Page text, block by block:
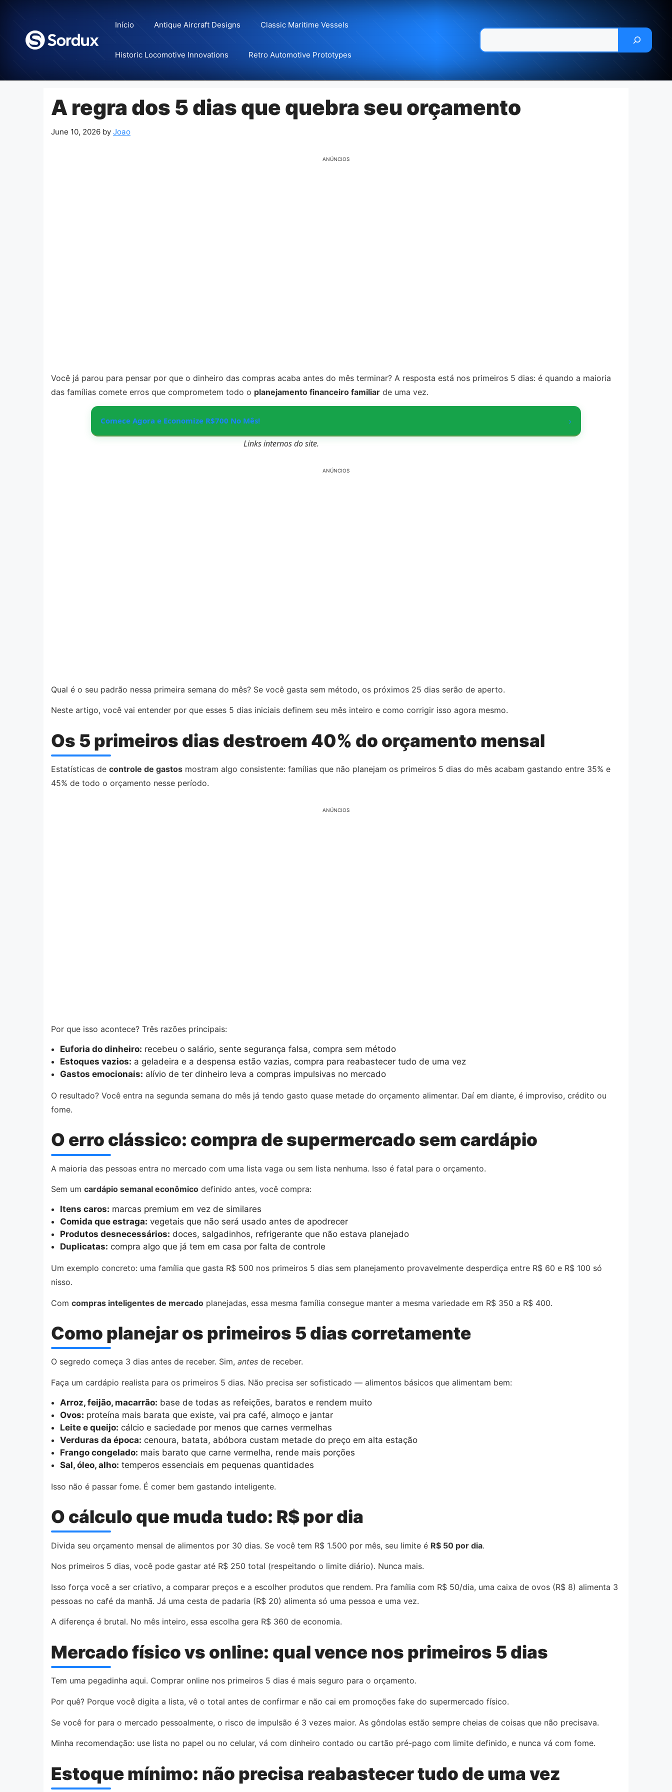
content
Início Antique Aircraft Designs Classic Maritime Vessels
Historic Locomotive Innovations Retro Automotive Prototypes
A regra dos 5 dias que quebra seu orçamento
June 10, 2026 by Joao
ANÚNCIOS
Você já parou para pensar por que o dinheiro das compras acaba antes do mês terminar? A resposta está nos primeiros 5 dias: é quando a maioria
das famílias comete erros que comprometem todo o planejamento financeiro familiar de uma vez.
Comece Agora e Economize R$700 No Mês! ›
Links internos do site.
ANÚNCIOS
Qual é o seu padrão nessa primeira semana do mês? Se você gasta sem método, os próximos 25 dias serão de aperto.
Neste artigo, você vai entender por que esses 5 dias iniciais definem seu mês inteiro e como corrigir isso agora mesmo.
Os 5 primeiros dias destroem 40% do orçamento mensal
Estatísticas de controle de gastos mostram algo consistente: famílias que não planejam os primeiros 5 dias do mês acabam gastando entre 35% e
45% de todo o orçamento nesse período.
ANÚNCIOS
Por que isso acontece? Três razões principais:
Euforia do dinheiro: recebeu o salário, sente segurança falsa, compra sem método
Estoques vazios: a geladeira e a despensa estão vazias, compra para reabastecer tudo de uma vez
Gastos emocionais: alívio de ter dinheiro leva a compras impulsivas no mercado
O resultado? Você entra na segunda semana do mês já tendo gasto quase metade do orçamento alimentar. Daí em diante, é improviso, crédito ou
fome.
O erro clássico: compra de supermercado sem cardápio
A maioria das pessoas entra no mercado com uma lista vaga ou sem lista nenhuma. Isso é fatal para o orçamento.
Sem um cardápio semanal econômico definido antes, você compra:
Itens caros: marcas premium em vez de similares
Comida que estraga: vegetais que não será usado antes de apodrecer
Produtos desnecessários: doces, salgadinhos, refrigerante que não estava planejado
Duplicatas: compra algo que já tem em casa por falta de controle
Um exemplo concreto: uma família que gasta R$ 500 nos primeiros 5 dias sem planejamento provavelmente desperdiça entre R$ 60 e R$ 100 só
nisso.
Com compras inteligentes de mercado planejadas, essa mesma família consegue manter a mesma variedade em R$ 350 a R$ 400.
Como planejar os primeiros 5 dias corretamente
O segredo começa 3 dias antes de receber. Sim, antes de receber.
Faça um cardápio realista para os primeiros 5 dias. Não precisa ser sofisticado — alimentos básicos que alimentam bem:
Arroz, feijão, macarrão: base de todas as refeições, baratos e rendem muito
Ovos: proteína mais barata que existe, vai pra café, almoço e jantar
Leite e queijo: cálcio e saciedade por menos que carnes vermelhas
Verduras da época: cenoura, batata, abóbora custam metade do preço em alta estação
Frango congelado: mais barato que carne vermelha, rende mais porções
Sal, óleo, alho: temperos essenciais em pequenas quantidades
Isso não é passar fome. É comer bem gastando inteligente.
O cálculo que muda tudo: R$ por dia
Divida seu orçamento mensal de alimentos por 30 dias. Se você tem R$ 1.500 por mês, seu limite é R$ 50 por dia.
Nos primeiros 5 dias, você pode gastar até R$ 250 total (respeitando o limite diário). Nunca mais.
Isso força você a ser criativo, a comparar preços e a escolher produtos que rendem. Pra família com R$ 50/dia, uma caixa de ovos (R$ 8) alimenta 3
pessoas no café da manhã. Já uma cesta de padaria (R$ 20) alimenta só uma pessoa e uma vez.
A diferença é brutal. No mês inteiro, essa escolha gera R$ 360 de economia.
Mercado físico vs online: qual vence nos primeiros 5 dias
Tem uma pegadinha aqui. Comprar online nos primeiros 5 dias é mais seguro para o orçamento.
Por quê? Porque você digita a lista, vê o total antes de confirmar e não cai em promoções fake do supermercado físico.
Se você for para o mercado pessoalmente, o risco de impulsão é 3 vezes maior. As gôndolas estão sempre cheias de coisas que não precisava.
Minha recomendação: use lista no papel ou no celular, vá com dinheiro contado ou cartão pré-pago com limite definido, e nunca vá com fome.
Estoque mínimo: não precisa reabastecer tudo de uma vez